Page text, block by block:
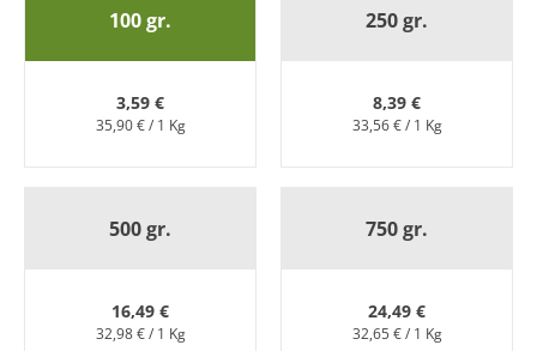
100 gr.
3,59 €
35,90 € / 1 Kg
250 gr.
8,39 €
33,56 € / 1 Kg
500 gr.
16,49 €
32,98 € / 1 Kg
750 gr.
24,49 €
32,65 € / 1 Kg